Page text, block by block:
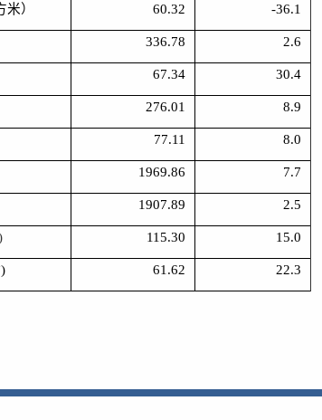
） 60.32 -36.1
336.78 2.6
67.34 30.4
276.01 8.9
77.11 8.0
1969.86 7.7
1907.89 2.5
115.30 15.0
) 61.62 22.3